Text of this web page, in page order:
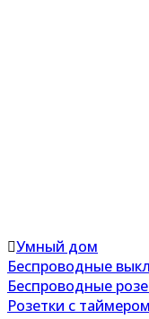
Умный дом
Беспроводные
Беспроводные
Розетки с таймером